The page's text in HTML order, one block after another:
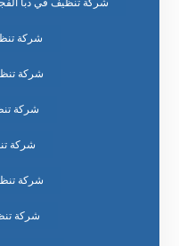
شركة تنظيف في دبا
شركة
شركة
شركة
شركة
شركة
شركة